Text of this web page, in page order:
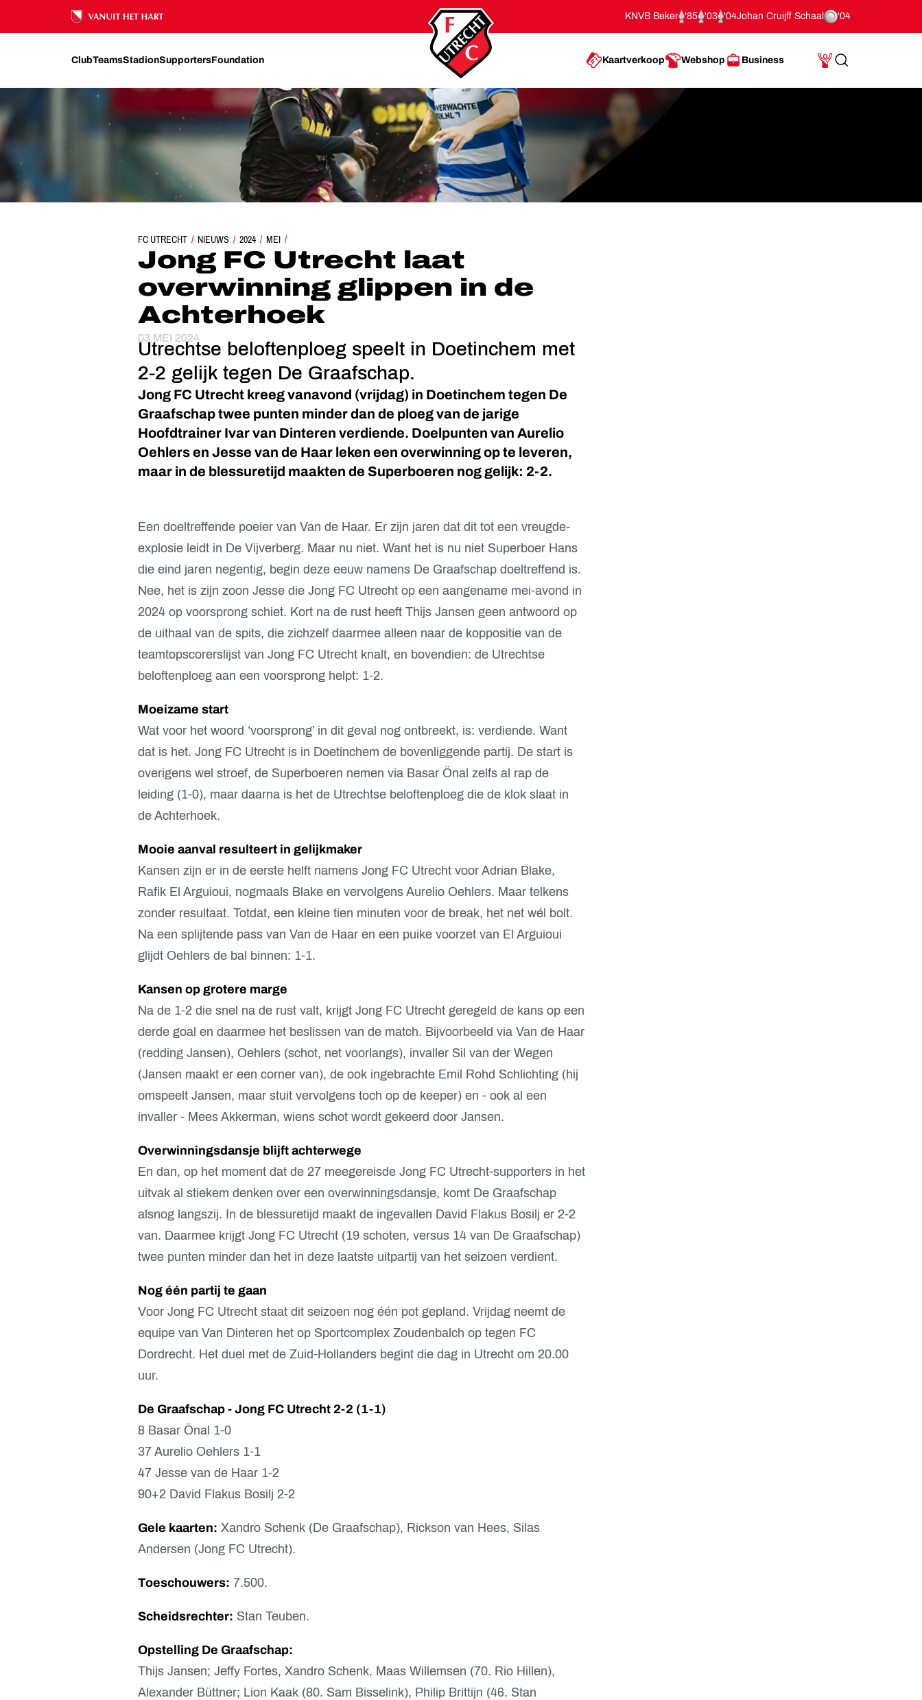
Ons nalatenschap
KNVB Beker '85 '03 '04Johan Cruijff Schaal '04
ClubTeamsStadionSupportersFoundation Kaartverkoop Webshop Business
Mijn Account
Search
FC UTRECHT NIEUWS 2024 MEI
JONG FC UTRECHT LAAT OVERWINNING GLIPPEN IN DE ACHTERHOEK
Jong FC Utrecht laat
overwinning glippen in de
Achterhoek
03 MEI 2024
Utrechtse beloftenploeg speelt in Doetinchem met
2-2 gelijk tegen De Graafschap.
Jong FC Utrecht kreeg vanavond (vrijdag) in Doetinchem tegen De
Graafschap twee punten minder dan de ploeg van de jarige
Hoofdtrainer Ivar van Dinteren verdiende. Doelpunten van Aurelio
Oehlers en Jesse van de Haar leken een overwinning op te leveren,
maar in de blessuretijd maakten de Superboeren nog gelijk: 2-2.
Een doeltreffende poeier van Van de Haar. Er zijn jaren dat dit tot een vreugde-
explosie leidt in De Vijverberg. Maar nu niet. Want het is nu niet Superboer Hans
die eind jaren negentig, begin deze eeuw namens De Graafschap doeltreffend is.
Nee, het is zijn zoon Jesse die Jong FC Utrecht op een aangename mei-avond in
2024 op voorsprong schiet. Kort na de rust heeft Thijs Jansen geen antwoord op
de uithaal van de spits, die zichzelf daarmee alleen naar de koppositie van de
teamtopscorerslijst van Jong FC Utrecht knalt, en bovendien: de Utrechtse
beloftenploeg aan een voorsprong helpt: 1-2.
Moeizame start
Wat voor het woord ‘voorsprong’ in dit geval nog ontbreekt, is: verdiende. Want
dat is het. Jong FC Utrecht is in Doetinchem de bovenliggende partij. De start is
overigens wel stroef, de Superboeren nemen via Basar Önal zelfs al rap de
leiding (1-0), maar daarna is het de Utrechtse beloftenploeg die de klok slaat in
de Achterhoek.
Mooie aanval resulteert in gelijkmaker
Kansen zijn er in de eerste helft namens Jong FC Utrecht voor Adrian Blake,
Rafik El Arguioui, nogmaals Blake en vervolgens Aurelio Oehlers. Maar telkens
zonder resultaat. Totdat, een kleine tien minuten voor de break, het net wél bolt.
Na een splijtende pass van Van de Haar en een puike voorzet van El Arguioui
glijdt Oehlers de bal binnen: 1-1.
Kansen op grotere marge
Na de 1-2 die snel na de rust valt, krijgt Jong FC Utrecht geregeld de kans op een
derde goal en daarmee het beslissen van de match. Bijvoorbeeld via Van de Haar
(redding Jansen), Oehlers (schot, net voorlangs), invaller Sil van der Wegen
(Jansen maakt er een corner van), de ook ingebrachte Emil Rohd Schlichting (hij
omspeelt Jansen, maar stuit vervolgens toch op de keeper) en - ook al een
invaller - Mees Akkerman, wiens schot wordt gekeerd door Jansen.
Overwinningsdansje blijft achterwege
En dan, op het moment dat de 27 meegereisde Jong FC Utrecht-supporters in het
uitvak al stiekem denken over een overwinningsdansje, komt De Graafschap
alsnog langszij. In de blessuretijd maakt de ingevallen David Flakus Bosilj er 2-2
van. Daarmee krijgt Jong FC Utrecht (19 schoten, versus 14 van De Graafschap)
twee punten minder dan het in deze laatste uitpartij van het seizoen verdient.
Nog één partij te gaan
Voor Jong FC Utrecht staat dit seizoen nog één pot gepland. Vrijdag neemt de
equipe van Van Dinteren het op Sportcomplex Zoudenbalch op tegen FC
Dordrecht. Het duel met de Zuid-Hollanders begint die dag in Utrecht om 20.00
uur.
De Graafschap - Jong FC Utrecht 2-2 (1-1)
8 Basar Önal 1-0
37 Aurelio Oehlers 1-1
47 Jesse van de Haar 1-2
90+2 David Flakus Bosilj 2-2
Gele kaarten: Xandro Schenk (De Graafschap), Rickson van Hees, Silas
Andersen (Jong FC Utrecht).
Toeschouwers: 7.500.
Scheidsrechter: Stan Teuben.
Opstelling De Graafschap:
Thijs Jansen; Jeffy Fortes, Xandro Schenk, Maas Willemsen (70. Rio Hillen),
Alexander Büttner; Lion Kaak (80. Sam Bisselink), Philip Brittijn (46. Stan